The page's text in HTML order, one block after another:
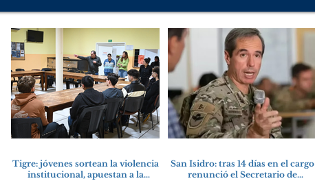
Tigre: jóvenes sortean la violencia
institucional, apuestan a la
San Isidro: tras 14 días en el cargo
renunció el Secretario de